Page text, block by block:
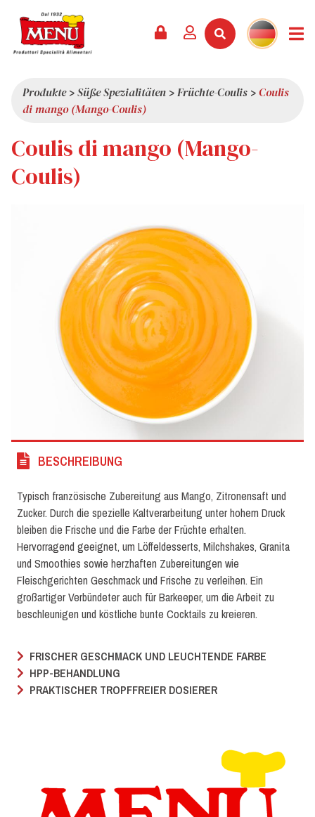
KATALOG
SERVICES
NEUHEITEN
PRÄMIEN
PRESSESCHAU
ÜBER UNS
QUALITÄT
WERTE
INTERESSANTES
SHOWROOM
Produkte>Süße Spezialitäten >Früchte-Coulis >Coulis
di mango (Mango-Coulis)
Coulis di mango (Mango-
Coulis)
BESCHREIBUNG
Typisch französische Zubereitung aus Mango, Zitronensaft und
Zucker. Durch die spezielle Kaltverarbeitung unter hohem Druck
bleiben die Frische und die Farbe der Früchte erhalten.
Hervorragend geeignet, um Löffeldesserts, Milchshakes, Granita
und Smoothies sowie herzhaften Zubereitungen wie
Fleischgerichten Geschmack und Frische zu verleihen. Ein
großartiger Verbündeter auch für Barkeeper, um die Arbeit zu
beschleunigen und köstliche bunte Cocktails zu kreieren.
FRISCHER GESCHMACK UND LEUCHTENDE FARBE
HPP-BEHANDLUNG
PRAKTISCHER TROPFFREIER DOSIERER